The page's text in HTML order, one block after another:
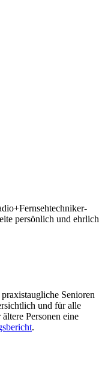
persönlich und ehrlich
Senioren
und für alle
Personen eine
.